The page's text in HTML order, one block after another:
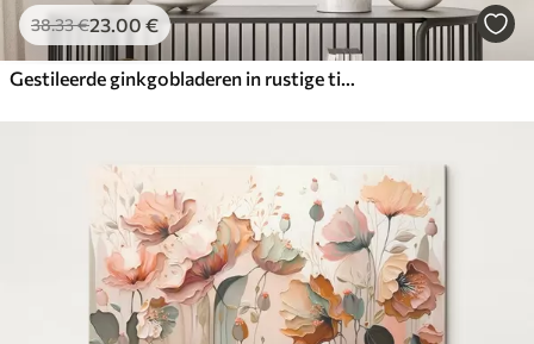
38.33€23.00 €
Gestileerde ginkgobladeren in rustige tinten